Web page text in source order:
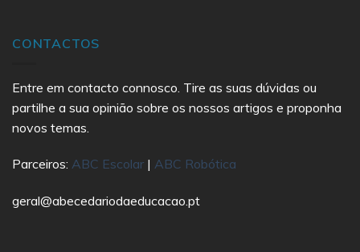
CONTACTOS
Entre em contacto connosco. Tire as suas dúvidas ou
partilhe a sua opinião sobre os nossos artigos e proponha
novos temas.
Parceiros: ABC Escolar | ABC Robótica
geral@abecedariodaeducacao.pt